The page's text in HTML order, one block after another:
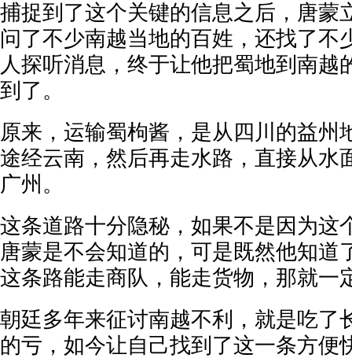
捕捉到了这个关键的信息之后，唐蒙
问了不少南越当地的百姓，还找了不
人探听消息，终于让他把蜀地到南越
到了。
原来，运输蜀枸酱，是从四川的益州
途经云南，然后再走水路，直接从水
广州。
这条道路十分隐秘，如果不是因为这
唐蒙是不会知道的，可是既然他知道
这条路能走商队，能走货物，那就一
朝廷多年来征讨南越不利，就是吃了
的亏，如今让自己找到了这一条方便